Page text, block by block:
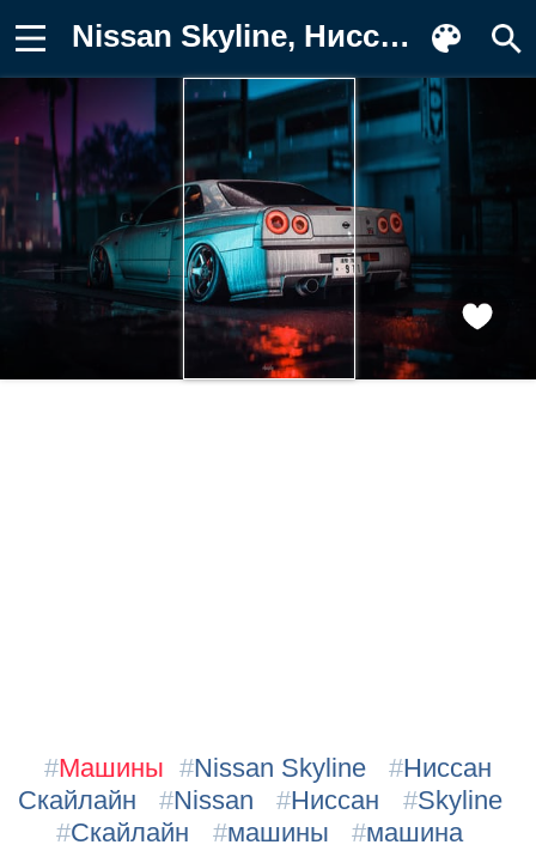
Nissan Skyline, Ниссан Скайлайн Картинка для телефона
#Машины #Nissan Skyline #Ниссан
Скайлайн
#Nissan #Ниссан #Skyline
#Скайлайн #машины #машина